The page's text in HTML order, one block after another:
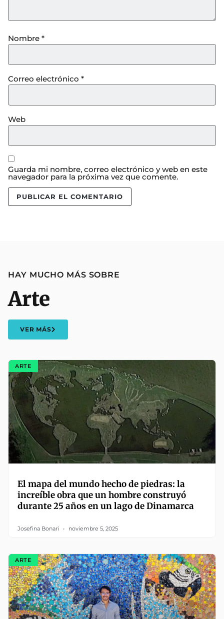
Nombre *
Correo electrónico *
Web
Guarda mi nombre, correo electrónico y web en este
navegador para la próxima vez que comente.
HAY MUCHO MÁS SOBRE
Arte
VER MÁS
ARTE
El mapa del mundo hecho de piedras: la
increíble obra que un hombre construyó
durante 25 años en un lago de Dinamarca
Josefina Bonari noviembre 5, 2025
ARTE